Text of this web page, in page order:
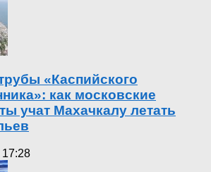
«Каспийского
как московские
учат Махачкалу летать
17:28